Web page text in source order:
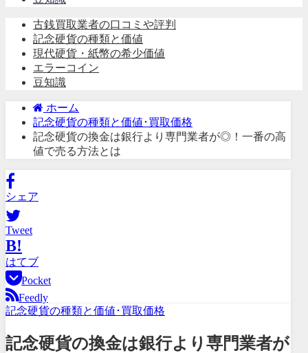
古銭買取業者の口コミや評判
記念硬貨の種類と価値
現代硬貨・紙幣の希少価値
エラーコイン
豆知識
ホーム
記念硬貨の種類と価値･買取価格
記念硬貨の換金は銀行より専門業者が◎！一番の高
値で売る方法とは
シェア
Tweet
B!
はてブ
Pocket
Feedly
記念硬貨の種類と価値･買取価格
記念硬貨の換金は銀行より専門業者が